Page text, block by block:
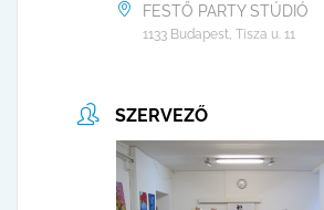
FESTŐ PARTY STÚDIÓ
1133 Budapest, Tisza u. 11
SZERVEZŐ